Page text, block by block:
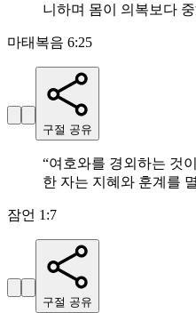
니하며 몸이 의복보다
마태복음 6:25
구절 공유
“여호와를 경외하는 것
한 자는 지혜와 훈계를
잠언 1:7
구절 공유